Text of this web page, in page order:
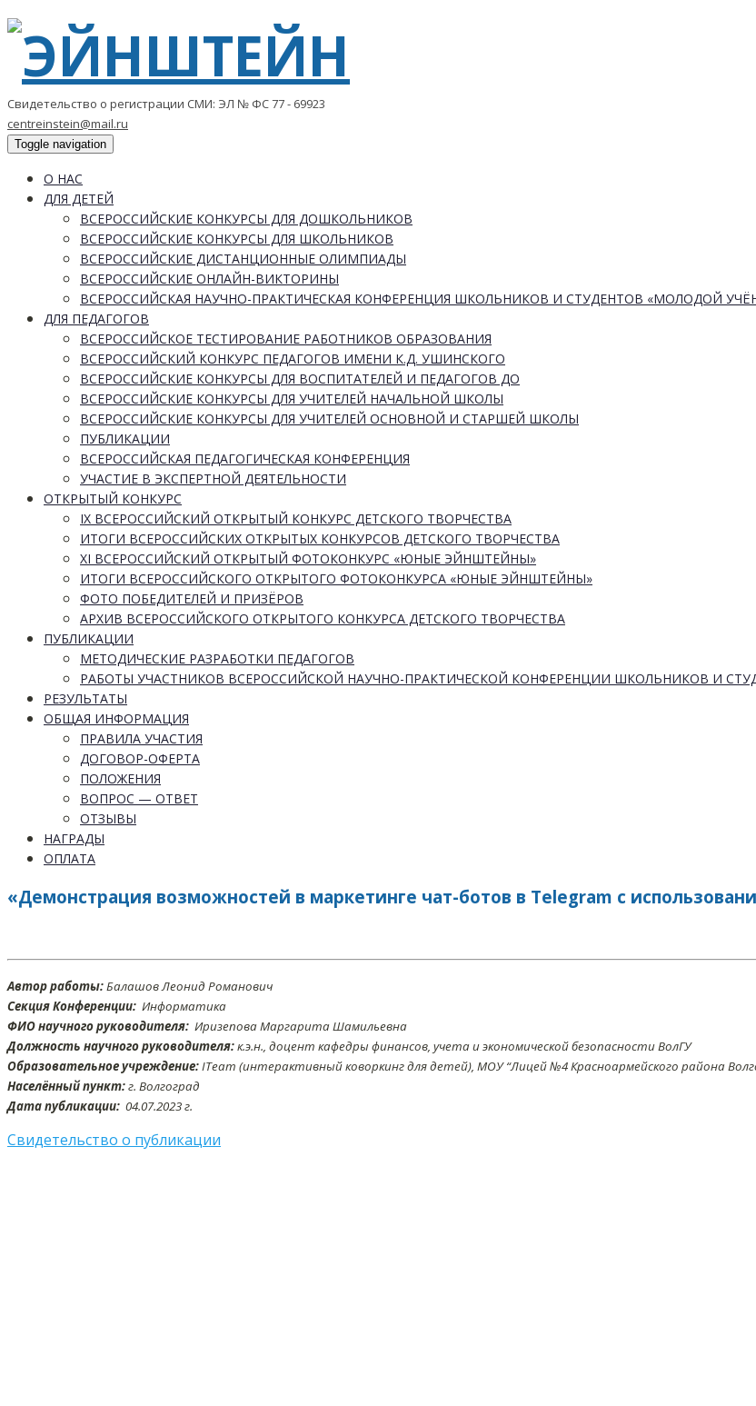
Свидетельство о регистрации СМИ: ЭЛ № ФС 77 - 69923
centreinstein@mail.ru
Toggle navigation
О НАС
ДЛЯ ДЕТЕЙ
ВСЕРОССИЙСКИЕ КОНКУРСЫ ДЛЯ ДОШКОЛЬНИКОВ
ВСЕРОССИЙСКИЕ КОНКУРСЫ ДЛЯ ШКОЛЬНИКОВ
ВСЕРОССИЙСКИЕ ДИСТАНЦИОННЫЕ ОЛИМПИАДЫ
ВСЕРОССИЙСКИЕ ОНЛАЙН-ВИКТОРИНЫ
ВСЕРОССИЙСКАЯ НАУЧНО-ПРАКТИЧЕСКАЯ КОНФЕРЕНЦИЯ ШКОЛЬНИКОВ И СТУДЕНТОВ «МОЛОДОЙ
ДЛЯ ПЕДАГОГОВ
ВСЕРОССИЙСКОЕ ТЕСТИРОВАНИЕ РАБОТНИКОВ ОБРАЗОВАНИЯ
ВСЕРОССИЙСКИЙ КОНКУРС ПЕДАГОГОВ ИМЕНИ К.Д. УШИНСКОГО
ВСЕРОССИЙСКИЕ КОНКУРСЫ ДЛЯ ВОСПИТАТЕЛЕЙ И ПЕДАГОГОВ ДО
ВСЕРОССИЙСКИЕ КОНКУРСЫ ДЛЯ УЧИТЕЛЕЙ НАЧАЛЬНОЙ ШКОЛЫ
ВСЕРОССИЙСКИЕ КОНКУРСЫ ДЛЯ УЧИТЕЛЕЙ ОСНОВНОЙ И СТАРШЕЙ ШКОЛЫ
ПУБЛИКАЦИИ
ВСЕРОССИЙСКАЯ ПЕДАГОГИЧЕСКАЯ КОНФЕРЕНЦИЯ
УЧАСТИЕ В ЭКСПЕРТНОЙ ДЕЯТЕЛЬНОСТИ
ОТКРЫТЫЙ КОНКУРС
IX ВСЕРОССИЙСКИЙ ОТКРЫТЫЙ КОНКУРС ДЕТСКОГО ТВОРЧЕСТВА
ИТОГИ ВСЕРОССИЙСКИХ ОТКРЫТЫХ КОНКУРСОВ ДЕТСКОГО ТВОРЧЕСТВА
XI ВСЕРОССИЙСКИЙ ОТКРЫТЫЙ ФОТОКОНКУРС «ЮНЫЕ ЭЙНШТЕЙНЫ»
ИТОГИ ВСЕРОССИЙСКОГО ОТКРЫТОГО ФОТОКОНКУРСА «ЮНЫЕ ЭЙНШТЕЙНЫ»
ФОТО ПОБЕДИТЕЛЕЙ И ПРИЗЁРОВ
АРХИВ ВСЕРОССИЙСКОГО ОТКРЫТОГО КОНКУРСА ДЕТСКОГО ТВОРЧЕСТВА
ПУБЛИКАЦИИ
МЕТОДИЧЕСКИЕ РАЗРАБОТКИ ПЕДАГОГОВ
РАБОТЫ УЧАСТНИКОВ ВСЕРОССИЙСКОЙ НАУЧНО-ПРАКТИЧЕСКОЙ КОНФЕРЕНЦИИ ШКОЛЬНИКОВ И
РЕЗУЛЬТАТЫ
ОБЩАЯ ИНФОРМАЦИЯ
ПРАВИЛА УЧАСТИЯ
ДОГОВОР-ОФЕРТА
ПОЛОЖЕНИЯ
ВОПРОС — ОТВЕТ
ОТЗЫВЫ
НАГРАДЫ
ОПЛАТА
«Демонстрация возможностей в маркетинге чат-ботов в Telegram с
Автор работы:Балашов Леонид Романович
Секция Конференции: Информатика
ФИО научного руководителя: Иризепова Маргарита Шамильевна
Должность научного руководителя:к.э.н., доцент кафедры финансов, учета и экономической безопасности ВолГУ
Образовательное учреждение:ITeam (интерактивный коворкинг для детей), МОУ “Лицей №4 Красноармейского района
Населённый пункт:г. Волгоград
Дата публикации: 04.07.2023 г.
Свидетельство о публикации